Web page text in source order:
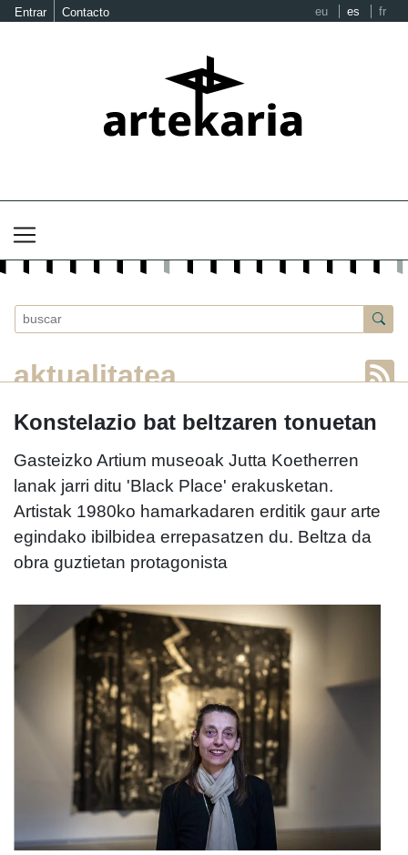
Entrar Contacto eu es fr
aktualitatea
Konstelazio bat beltzaren tonuetan
Gasteizko Artium museoak Jutta Koetherren
lanak jarri ditu 'Black Place' erakusketan.
Artistak 1980ko hamarkadaren erditik gaur arte
egindako ibilbidea errepasatzen du. Beltza da
obra guztietan protagonista